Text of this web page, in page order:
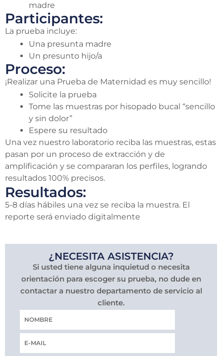
madre
Participantes:
La prueba incluye:
Una presunta madre
Un presunto hijo/a
Proceso:
¡Realizar una Prueba de Maternidad es muy sencillo!
Solicite la prueba
Tome las muestras por hisopado bucal “sencillo
y sin dolor”
Espere su resultado
Una vez nuestro laboratorio reciba las muestras, estas
pasan por un proceso de extracción y de
amplificación y se compararan los perfiles, logrando
resultados 100% precisos.
Resultados:
5-8 días hábiles una vez se reciba la muestra. El
reporte será enviado digitalmente
¿NECESITA ASISTENCIA?
Si usted tiene alguna inquietud o necesita
orientación para escoger su prueba, no dude en
contactar a nuestro departamento de servicio al
cliente.
Nombre
Correo